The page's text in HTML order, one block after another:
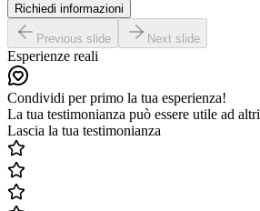
Richiedi informazioni
Previous slide Next slide
Esperienze reali
Condividi per primo la tua esperienza!
La tua testimonianza può essere utile ad altri
Lascia la tua testimonianza